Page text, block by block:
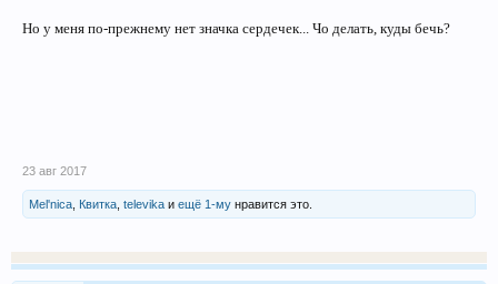
Но у меня по-прежнему нет значка сердечек... Чо делать, куды бечь?
23 авг 2017
Mel'nica Квитка televika и ещё 1-му нравится это.